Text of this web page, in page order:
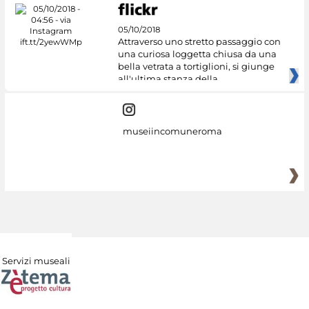
05/10/2018
Attraverso uno stretto passaggio con
una curiosa loggetta chiusa da una
bella vetrata a tortiglioni, si giunge
all'ultima stanza della
museiincomuneroma
Servizi museali